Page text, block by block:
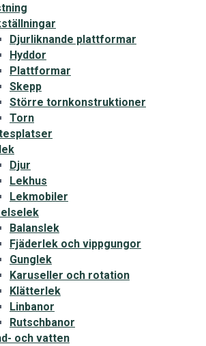
Djurliknande plattformar
Hyddor
Plattformar
Skepp
Större tornkonstruktioner
Torn
Djur
Lekhus
Lekmobiler
Balanslek
Fjäderlek och vippgungor
Gunglek
Karuseller och rotation
Klätterlek
Linbanor
Rutschbanor
och vatten